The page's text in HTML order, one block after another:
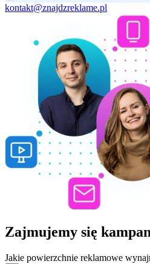
kontakt@znajdzreklame.pl
Zajmujemy się
Jakie powierzchnie reklamowe